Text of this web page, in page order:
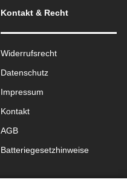
Kontakt & Recht
Widerrufsrecht
Datenschutz
Impressum
Kontakt
AGB
Batteriegesetzhinweise